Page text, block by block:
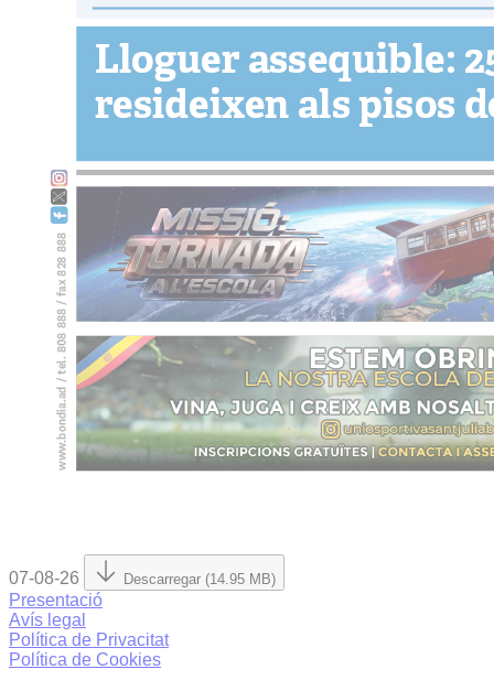
07-08-26 Descarregar (14.95 MB)
Presentació
Avís legal
Política de Privacitat
Política de Cookies